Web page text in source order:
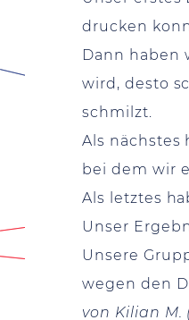
drucken
Dann haben
wird, desto
schmilzt.
Als nächstes
bei dem wir
Als letztes
Unser
Unsere
wegen den
von Kilian M.